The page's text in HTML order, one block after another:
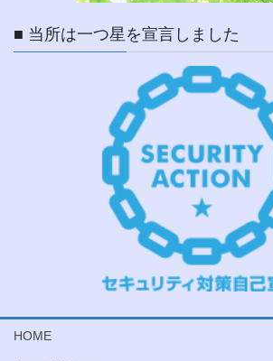
■ 当所は一つ星を宣言しました
HOME